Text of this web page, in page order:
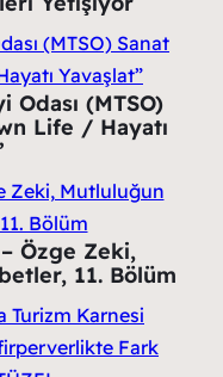
(MTSO)
Life / Hayatı
Özge Zeki,
11. Bölüm